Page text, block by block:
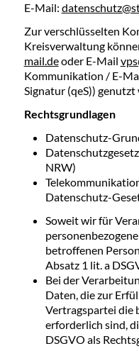
E-Mail:
Zur verschlüsselten
Kreisverwaltung
mail.deoder E-Mail
Kommunikation / E-
Signatur (qeS)) genutzt
Rechtsgrundlagen
Datenschutz-
NRW)
Datenschutz-
Soweit wir für
betroffenen
Absatz 1 lit. a
Bei der
Daten, die zur
Vertragspartei die
erforderlich sind,
DSGVO als